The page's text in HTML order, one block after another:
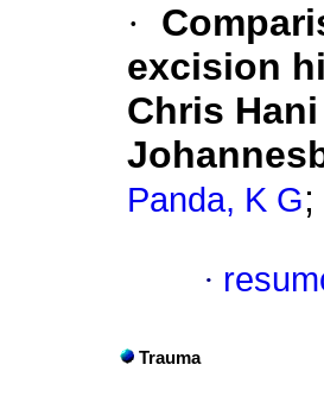
·
excision
Chris
Panda, K G;
·
Trauma